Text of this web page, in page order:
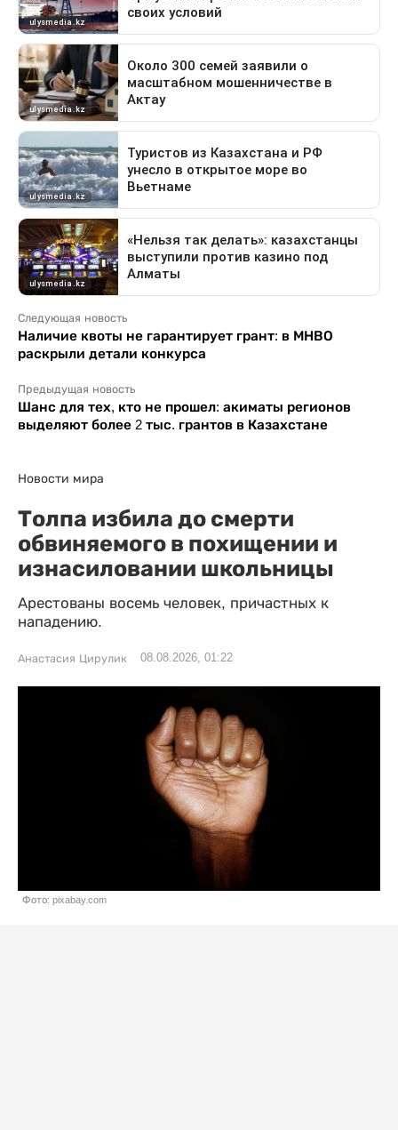
Следующая новость
Наличие квоты не гарантирует грант: в МНВО
раскрыли детали конкурса
Предыдущая новость
Шанс для тех, кто не прошел: акиматы регионов
выделяют более 2 тыс. грантов в Казахстане
Новости мира
Толпа избила до смерти
обвиняемого в похищении и
изнасиловании школьницы
Арестованы восемь человек, причастных к
нападению.
Анастасия Цирулик 08.08.2026, 01:22
Фото: pixabay.com